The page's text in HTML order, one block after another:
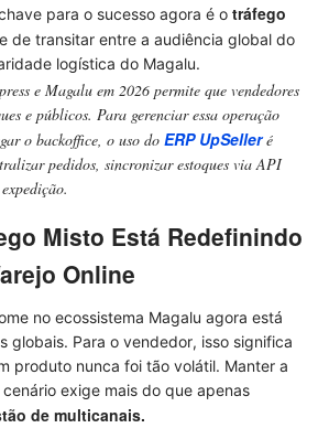
para o sucesso agora é o tráfego
de transitar entre a audiência global do
logística do Magalu.
e Magalu em 2026 permite que vendedores
e públicos. Para gerenciar essa operação
o backoffice, o uso do ERP UpSelleré
pedidos, sincronizar estoques via API
Misto Está Redefinindo
Online
no ecossistema Magalu agora está
globais. Para o vendedor, isso significa
produto nunca foi tão volátil. Manter a
exige mais do que apenas
de multicanais.